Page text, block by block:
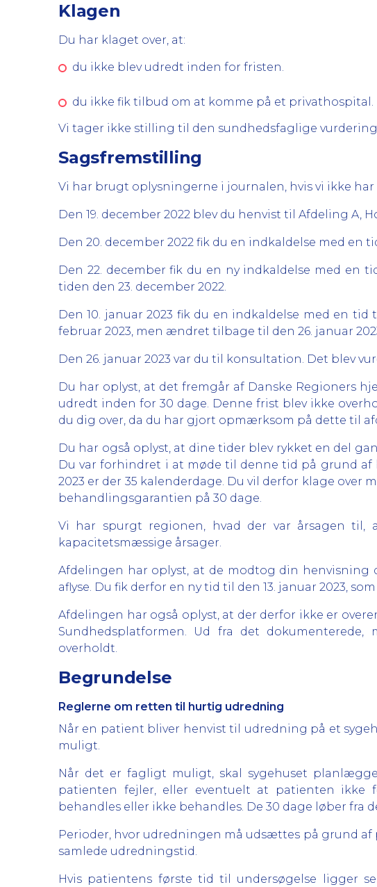
Klagen
Du har klaget over, at:
du ikke blev udredt inden for fristen.
du ikke fik tilbud om at komme på et privathospital.
Vi tager ikke stilling til den sundhedsfaglige
Sagsfremstilling
Vi har brugt oplysningerne i journalen, hvis vi ikke har
Den 19. december 2022 blev du henvist til Afdeling
Den 20. december 2022 fik du en indkaldelse med en
Den 22. december fik du en ny indkaldelse med en
tiden den 23. december 2022.
Den 10. januar 2023 fik du en indkaldelse med en
februar 2023, men ændret tilbage til den 26. januar
Den 26. januar 2023 var du til konsultation. Det blev
Du har oplyst, at det fremgår af Danske Regioners
udredt inden for 30 dage. Denne frist blev ikke
du dig over, da du har gjort opmærksom på dette til
Du har også oplyst, at dine tider blev rykket en del
Du var forhindret i at møde til denne tid på grund af
2023 er der 35 kalenderdage. Du vil derfor klage
behandlingsgarantien på 30 dage.
Vi har spurgt regionen, hvad der var årsagen
kapacitetsmæssige årsager.
Afdelingen har oplyst, at de modtog din henvisning
aflyse. Du fik derfor en ny tid til den 13. januar 2023,
Afdelingen har også oplyst, at der derfor ikke er
Sundhedsplatformen. Ud fra det
overholdt.
Begrundelse
Reglerne om retten til hurtig udredning
Når en patient bliver henvist til udredning på et
muligt.
Når det er fagligt muligt, skal sygehuset
patienten fejler, eller eventuelt at patienten ikke
behandles eller ikke behandles. De 30 dage løber fra
Perioder, hvor udredningen må udsættes på grund
samlede udredningstid.
Hvis patientens første tid til undersøgelse ligger